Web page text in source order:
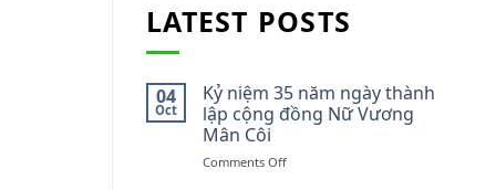
LATEST POSTS
04
Oct
Kỷ niệm 35 năm ngày thành
lập cộng đồng Nữ Vương
Mân Côi
Comments Offon